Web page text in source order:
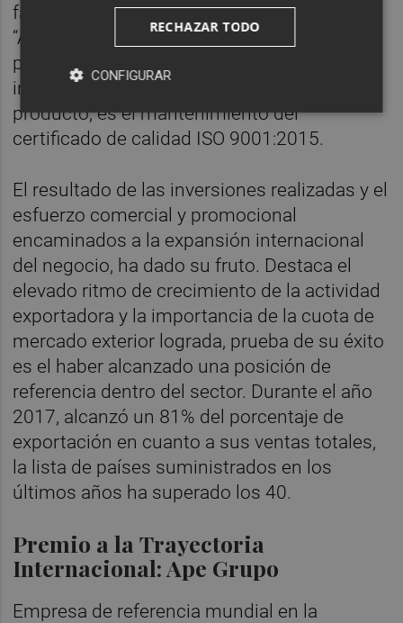
fabrican empleando un material propio
“Akron”, que aporta unas elevadas
prestaciones fisiomecánicas. Como
indicativo de su apuesta por la calidad del
producto, es el mantenimiento del
certificado de calidad ISO 9001:2015.
El resultado de las inversiones realizadas y el
esfuerzo comercial y promocional
encaminados a la expansión internacional
del negocio, ha dado su fruto. Destaca el
elevado ritmo de crecimiento de la actividad
exportadora y la importancia de la cuota de
mercado exterior lograda, prueba de su éxito
es el haber alcanzado una posición de
referencia dentro del sector. Durante el año
2017, alcanzó un 81% del porcentaje de
exportación en cuanto a sus ventas totales,
la lista de países suministrados en los
últimos años ha superado los 40.
Premio a la Trayectoria
Internacional: Ape Grupo
Empresa de referencia mundial en la
RECHAZAR TODO
CONFIGURAR